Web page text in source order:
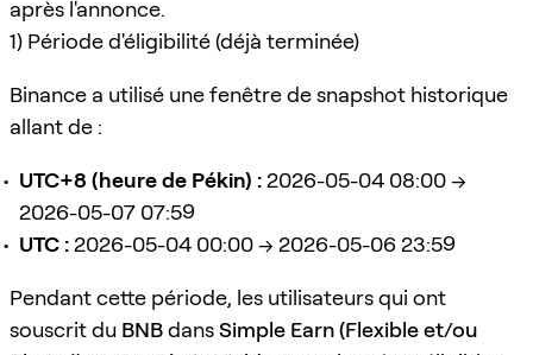
après l'annonce.
1) Période d'éligibilité (déjà terminée)
Binance a utilisé une fenêtre de snapshot historique
allant de :
UTC+8 (heure de Pékin) : 2026-05-04 08:00 →
2026-05-07 07:59
UTC : 2026-05-04 00:00 → 2026-05-06 23:59
Pendant cette période, les utilisateurs qui ont
souscrit du BNBdansSimple Earn (Flexible et/ou